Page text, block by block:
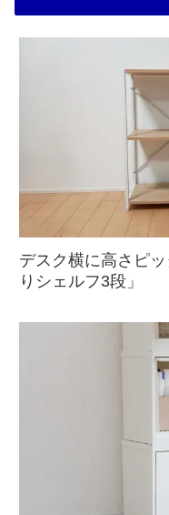
デスク横に高さピ
りシェルフ3段」